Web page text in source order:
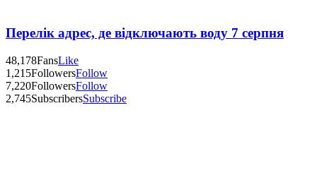
Перелік адрес, де відключають воду 7 серпня
48,178FansLike
1,215FollowersFollow
7,220FollowersFollow
2,745SubscribersSubscribe